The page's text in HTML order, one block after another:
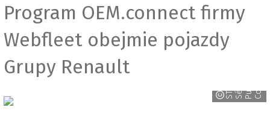
Program OEM.connect firmy
Webfleet obejmie pojazdy
Grupy Renault
S
T
A
U
B
,
S
é
b
a
s
t i
en
P
u
b
l
i
c
i s
C
o
n
s
e
i l